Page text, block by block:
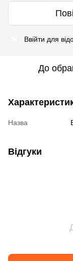
Ввійти для
До
Назва
Відгуки